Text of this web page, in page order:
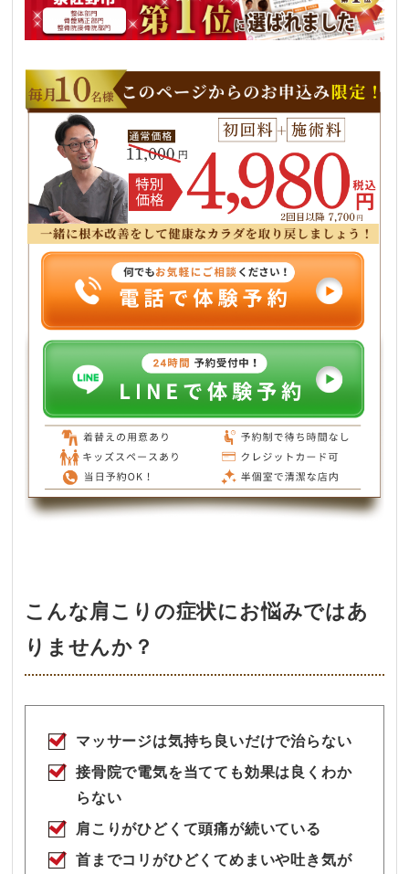
こんな肩こりの症状にお悩みではあ
りませんか？
マッサージは気持ち良いだけで治らない
接骨院で電気を当てても効果は良くわか
らない
肩こりがひどくて頭痛が続いている
首までコリがひどくてめまいや吐き気が